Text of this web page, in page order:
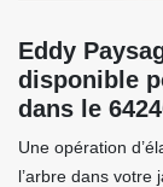
Eddy
disponible
dans le
Une opération
l’arbre dans votre